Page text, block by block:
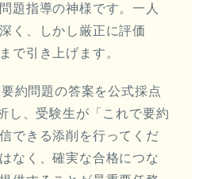
題指導の神様です。一人
く、しかし厳正に評価
で引き上げます。
約問題の答案を公式採点
し、受験生が「これで要約
できる添削を行ってくだ
なく、確実な合格につな